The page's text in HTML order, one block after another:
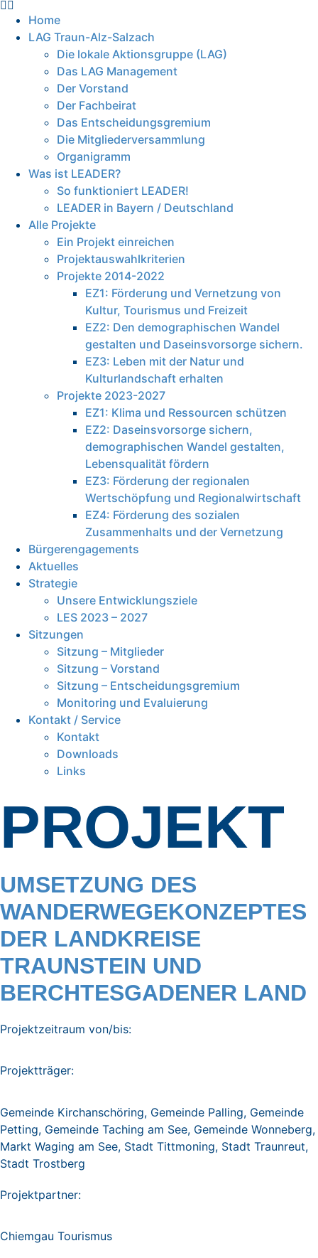
Home
LAG Traun-Alz-Salzach
Die lokale Aktionsgruppe (LAG)
Das LAG Management
Der Vorstand
Der Fachbeirat
Das Entscheidungsgremium
Die Mitgliederversammlung
Organigramm
Was ist LEADER?
So funktioniert LEADER!
LEADER in Bayern / Deutschland
Alle Projekte
Ein Projekt einreichen
Projektauswahlkriterien
Projekte 2014-2022
EZ1: Förderung und Vernetzung von
Kultur, Tourismus und Freizeit
EZ2: Den demographischen Wandel
gestalten und Daseinsvorsorge sichern.
EZ3: Leben mit der Natur und
Kulturlandschaft erhalten
Projekte 2023-2027
EZ1: Klima und Ressourcen schützen
EZ2: Daseinsvorsorge sichern,
demographischen Wandel gestalten,
Lebensqualität fördern
EZ3: Förderung der regionalen
Wertschöpfung und Regionalwirtschaft
EZ4: Förderung des sozialen
Zusammenhalts und der Vernetzung
Bürgerengagements
Aktuelles
Strategie
Unsere Entwicklungsziele
LES 2023 – 2027
Sitzungen
Sitzung – Mitglieder
Sitzung – Vorstand
Sitzung – Entscheidungsgremium
Monitoring und Evaluierung
Kontakt / Service
Kontakt
Downloads
Links
PROJEKT
UMSETZUNG DES
WANDERWEGEKONZEPTES
DER LANDKREISE
TRAUNSTEIN UND
BERCHTESGADENER LAND
Projektzeitraum von/bis:
Projektträger:
Gemeinde Kirchanschöring, Gemeinde Palling, Gemeinde
Petting, Gemeinde Taching am See, Gemeinde Wonneberg,
Markt Waging am See, Stadt Tittmoning, Stadt Traunreut,
Stadt Trostberg
Projektpartner:
Chiemgau Tourismus